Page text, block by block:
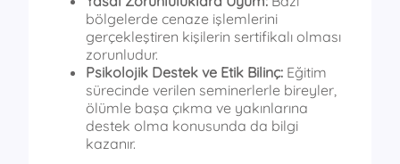
bölgelerde cenaze işlemlerini
gerçekleştiren kişilerin sertifikalı olması
zorunludur.
Psikolojik Destek ve Etik Bilinç: Eğitim
sürecinde verilen seminerlerle bireyler,
ölümle başa çıkma ve yakınlarına
destek olma konusunda da bilgi
kazanır.